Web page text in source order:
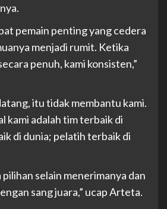
pemain penting yang cedera
menjadi rumit. Ketika
penuh, kami konsisten,”
itu tidak membantu kami.
kami adalah tim terbaik di
di dunia; pelatih terbaik di
pilihan selain menerimanya dan
sang juara,” ucap Arteta.